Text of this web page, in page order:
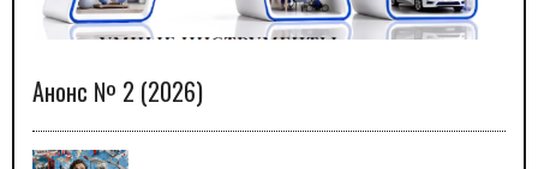
Анонс № 2 (2026)